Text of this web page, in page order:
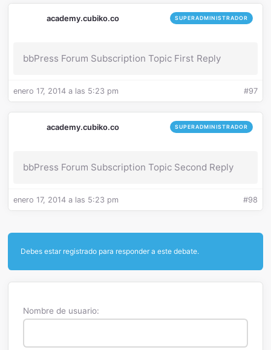
academy.cubiko.co SUPERADMINISTRADOR
bbPress Forum Subscription Topic First Reply
enero 17, 2014 a las 5:23 pm #97
academy.cubiko.co SUPERADMINISTRADOR
bbPress Forum Subscription Topic Second Reply
enero 17, 2014 a las 5:23 pm #98
Debes estar registrado para responder a este debate.
Nombre de usuario: